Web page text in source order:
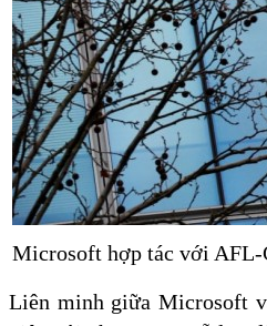
Microsoft hợp tác với AFL-
Liên minh giữa Microsoft